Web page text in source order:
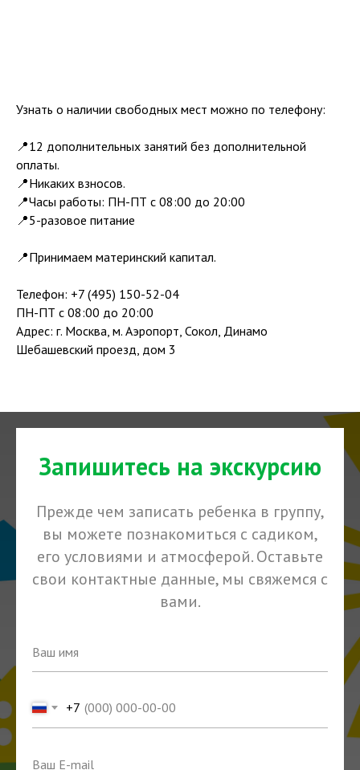
Узнать о наличии свободных мест можно по телефону:
📍12 дополнительных занятий без дополнительной
оплаты.
📍Никаких взносов.
📍Часы работы: ПН-ПТ с 08:00 до 20:00
📍5-разовое питание
📍Принимаем материнский капитал.
Телефон: +7 (495) 150-52-04
ПН-ПТ с 08:00 до 20:00
Адрес: г. Москва, м. Аэропорт, Сокол, Динамо
Шебашевский проезд, дом 3
Запишитесь на экскурсию
Прежде чем записать ребенка в группу,
вы можете познакомиться с садиком,
его условиями и атмосферой. Оставьте
свои контактные данные, мы свяжемся с
вами.
+7